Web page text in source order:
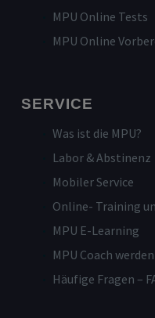
MPU Online Tests
MPU Online
SERVICE
Was ist die MPU?
Labor & Abstinenz
Mobiler Service
Online- Training
MPU E-Learning
MPU Coach werden
Häufige Fragen –